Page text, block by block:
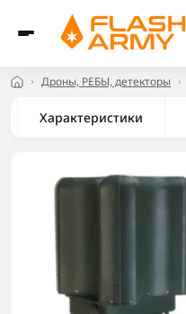
Дроны, РЕБЫ, детекторы
Характеристики